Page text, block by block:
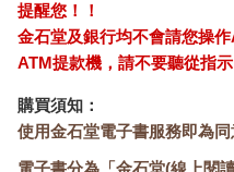
提醒您！！
金石堂及銀行均不會請您操
ATM提款機，請不要聽從指
購買須知：
使用金石堂電子書服務即為同